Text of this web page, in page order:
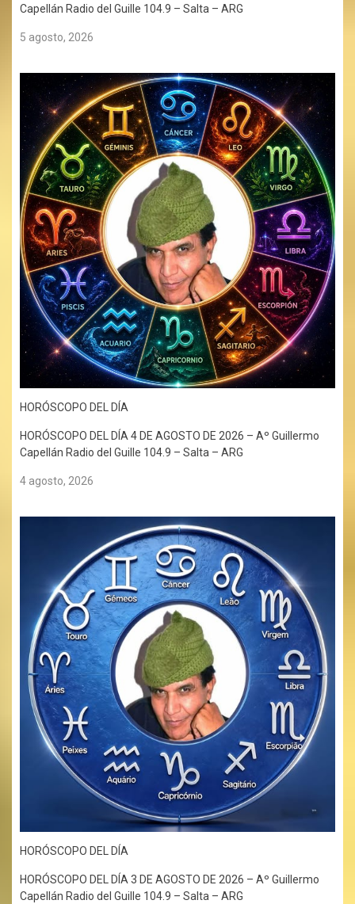
Capellán Radio del Guille 104.9 – Salta – ARG
5 agosto, 2026
HORÓSCOPO DEL DÍA
HORÓSCOPO DEL DÍA 4 DE AGOSTO DE 2026 – Aº Guillermo
Capellán Radio del Guille 104.9 – Salta – ARG
4 agosto, 2026
HORÓSCOPO DEL DÍA
HORÓSCOPO DEL DÍA 3 DE AGOSTO DE 2026 – Aº Guillermo
Capellán Radio del Guille 104.9 – Salta – ARG